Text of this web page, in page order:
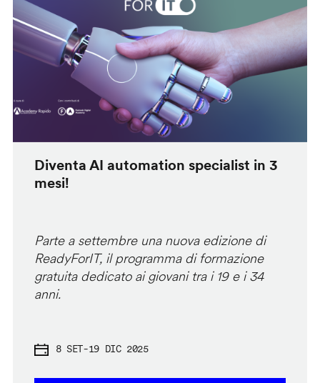
Diventa AI automation specialist in 3
mesi!
Parte a settembre una nuova edizione di
ReadyForIT, il programma di formazione
gratuita dedicato ai giovani tra i 19 e i 34
anni.
8 SET-19 DIC 2025